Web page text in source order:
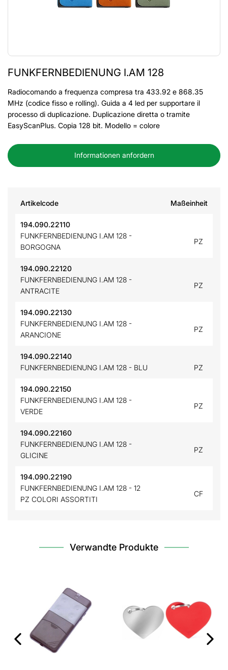
FUNKFERNBEDIENUNG I.AM 128
Radiocomando a frequenza compresa tra 433.92 e 868.35
MHz (codice fisso e rolling). Guida a 4 led per supportare il
processo di duplicazione. Duplicazione diretta o tramite
EasyScanPlus. Copia 128 bit. Modello = colore
Informationen anfordern
Artikelcode Maßeinheit
194.090.22110
FUNKFERNBEDIENUNG I.AM 128 -
BORGOGNA
PZ
194.090.22120
FUNKFERNBEDIENUNG I.AM 128 -
ANTRACITE
PZ
194.090.22130
FUNKFERNBEDIENUNG I.AM 128 -
ARANCIONE
PZ
194.090.22140
FUNKFERNBEDIENUNG I.AM 128 - BLU
PZ
194.090.22150
FUNKFERNBEDIENUNG I.AM 128 -
VERDE
PZ
194.090.22160
FUNKFERNBEDIENUNG I.AM 128 -
GLICINE
PZ
194.090.22190
FUNKFERNBEDIENUNG I.AM 128 - 12
PZ COLORI ASSORTITI
CF
Verwandte Produkte